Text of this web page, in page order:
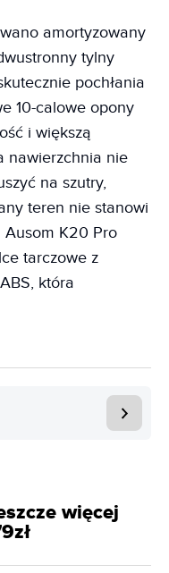
amortyzowany
tylny
pochłania
10-calowe opony
i większą
nawierzchnia nie
na szutry,
teren nie stanowi
Ausom K20 Pro
tarczowe z
która
więcej